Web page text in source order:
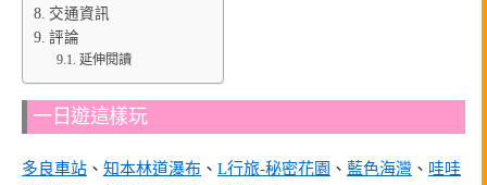
交通資訊
評論
延伸閱讀
一日遊這樣玩
多良車站 、 知本林道瀑布 、 L行旅-秘密花園 、 藍色海灣 、 哇哇